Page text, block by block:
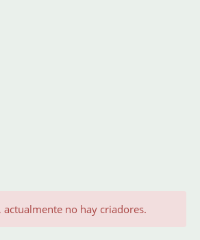
actualmente no hay criadores.